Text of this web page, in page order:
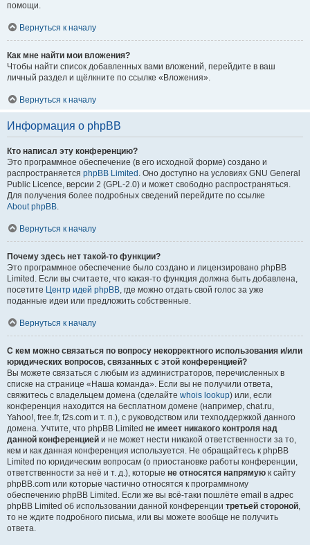
помощи.
Вернуться к началу
Как мне найти мои вложения?
Чтобы найти список добавленных вами вложений, перейдите в ваш
личный раздел и щёлкните по ссылке «Вложения».
Вернуться к началу
Информация о phpBB
Кто написал эту конференцию?
Это программное обеспечение (в его исходной форме) создано и
распространяется phpBB Limited . Оно доступно на условиях GNU General
Public Licence, версии 2 (GPL-2.0) и может свободно распространяться.
Для получения более подробных сведений перейдите по ссылке
About phpBB.
Вернуться к началу
Почему здесь нет такой-то функции?
Это программное обеспечение было создано и лицензировано phpBB
Limited. Если вы считаете, что какая-то функция должна быть добавлена,
посетите Центр идей phpBB, где можно отдать свой голос за уже
поданные идеи или предложить собственные.
Вернуться к началу
С кем можно связаться по вопросу некорректного использования и/или
юридических вопросов, связанных с этой конференцией?
Вы можете связаться с любым из администраторов, перечисленных в
списке на странице «Наша команда». Если вы не получили ответа,
свяжитесь с владельцем домена (сделайте whois lookup) или, если
конференция находится на бесплатном домене (например, chat.ru,
Yahoo!, free.fr, f2s.com и т. п.), с руководством или техподдержкой данного
домена. Учтите, что phpBB Limited не имеет никакого контроля над
данной конференцией и не может нести никакой ответственности за то,
кем и как данная конференция используется. Не обращайтесь к phpBB
Limited по юридическим вопросам (о приостановке работы конференции,
ответственности за неё и т. д.), которые не относятся напрямую к сайту
phpBB.com или которые частично относятся к программному
обеспечению phpBB Limited. Если же вы всё-таки пошлёте email в адрес
phpBB Limited об использовании данной конференции третьей стороной,
то не ждите подробного письма, или вы можете вообще не получить
ответа.